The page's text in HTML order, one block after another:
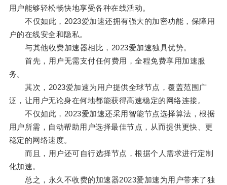
用户能够轻松畅快地享受各种在线活动。
不仅如此，2023爱加速还拥有强大的加密功能，保障用
户的在线安全和隐私。
与其他收费加速器相比，2023爱加速独具优势。
首先，用户无需支付任何费用，全程免费享用加速服
务。
其次，2023爱加速为用户提供全球节点，覆盖范围广
泛，让用户无论身在何地都能获得高速稳定的网络连接。
不仅如此，2023爱加速还采用智能节点选择算法，根据
用户所需，自动帮助用户选择最佳节点，从而提供更快、更
稳定的网络速度。
而且，用户还可自行选择节点，根据个人需求进行定制
化加速。
总之，永久不收费的加速器2023爱加速为用户带来了独